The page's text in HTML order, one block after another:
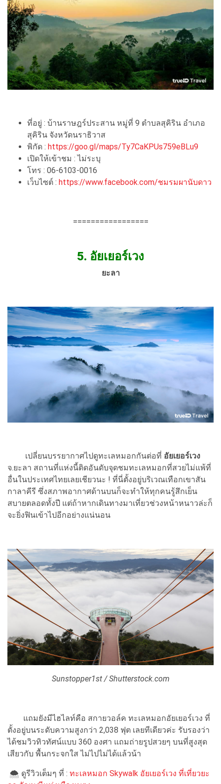
ที่อยู่ : บ้านราษฎร์ประสาน หมู่ที่ 9 ตำบลสุคิริน อำเภอ
สุคิริน จังหวัดนราธิวาส
พิกัด : https://goo.gl/maps/Ty7CaKPUs759eBLu9
เปิดให้เข้าชม : ไม่ระบุ
โทร : 06-6103-0016
เว็บไซต์ : https://www.facebook.com/ชมรมผานับดาว
=================
5. อัยเยอร์เวง
ยะลา
เปลี่ยนบรรยากาศไปดูทะเลหมอกกันต่อที่ อัยเยอร์เวง
จ.ยะลา สถานที่แห่งนี้ติดอันดับจุดชมทะเลหมอกที่สวยไม่แพ้ที่
อื่นในประเทศไทยเลยเชียวนะ ! ที่นี่ตั้งอยู่บริเวณเทือกเขาสัน
กาลาคีรี ซึ่งสภาพอากาศด้านบนก็จะทำให้ทุกคนรู้สึกเย็น
สบายตลอดทั้งปี แต่ถ้าหากเดินทางมาเที่ยวช่วงหน้าหนาวล่ะก็
จะยิ่งฟินเข้าไปอีกอย่างแน่นอน
Sunstopper1st / Shutterstock.com
แถมยังมีไฮไลท์คือ สกายวอล์ค ทะเลหมอกอัยเยอร์เวง ที่
ตั้งอยู่บนระดับความสูงกว่า 2,038 ฟุต เลยทีเดียวค่ะ รับรองว่า
ได้ชมวิวทิวทัศน์แบบ 360 องศา แถมถ่ายรูปสวยๆ บนที่สูงสุด
เสียวกับ พื้นกระจกใส ไม่ไปไม่ได้แล้วน้า
🌨 ดูรีวิวเต็มๆ ที่ : ทะเลหมอก Skywalk อัยเยอร์เวง ที่เที่ยวยะ